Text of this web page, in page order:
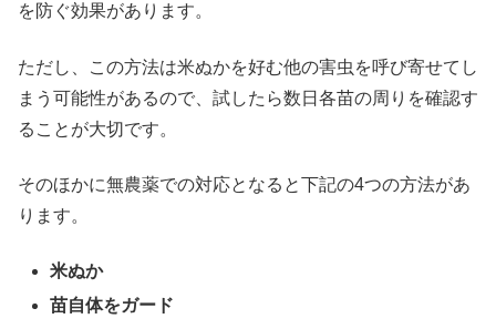
を防ぐ効果があります。
ただし、この方法は米ぬかを好む他の害虫を呼び寄せてし
まう可能性があるので、試したら数日各苗の周りを確認す
ることが大切です。
そのほかに無農薬での対応となると下記の4つの方法があ
ります。
米ぬか
苗自体をガード